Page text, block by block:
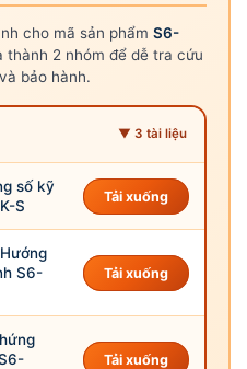
cho mã sản phẩm S6-
thành 2 nhóm để dễ tra cứu
bảo hành.
▼ 3 tài liệu
số kỹ
S
Tải xuống
S6-
Tải xuống
Tải xuống